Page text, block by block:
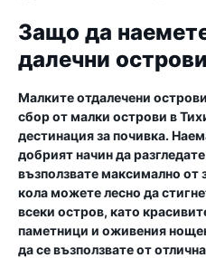
Защо да
далечни
Малките отдалечени
сбор от малки острови в
дестинация за почивка.
добрият начин да
възползвате максимално
кола можете лесно да
всеки остров, като
паметници и оживения
да се възползвате от